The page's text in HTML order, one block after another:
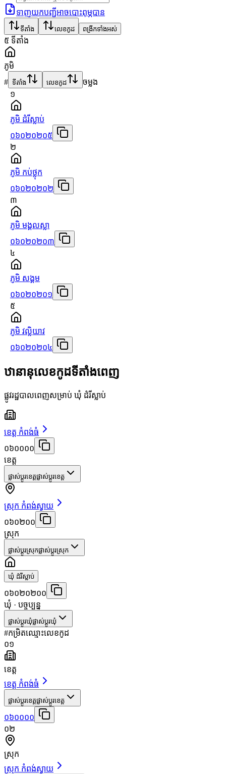
ទាញយកបញ្ជីអាចបោះពុម្ភបាន
ទីតាំង លេខកូដ ពង្រីកទាំងអស់
៥ ទីតាំង
ភូមិ
# ទីតាំង លេខកូដ
ចម្លង
១
ភូមិ ដំរីស្លាប់
០៦០២០២០៥
២
ភូមិ កប់ថ្លុក
០៦០២០២០២
៣
ភូមិ មង្គលស្លា
០៦០២០២០៣
៤
ភូមិ សង្គម
០៦០២០២០១
៥
ភូមិ វល្លិយាវ
០៦០២០២០៤
ឋានានុលេខកូដទីតាំងពេញ
ផ្លូវរដ្ឋបាលពេញសម្រាប់ ឃុំ ដំរីស្លាប់
ខេត្ត កំពង់ធំ
០៦០០០០
ខេត្ត
ផ្លាស់ប្តូរខេត្តផ្លាស់ប្តូរខេត្ត
ស្រុក កំពង់ស្វាយ
០៦០២០០
ស្រុក
ផ្លាស់ប្តូរស្រុកផ្លាស់ប្តូរស្រុក
ឃុំ ដំរីស្លាប់
០៦០២០២០០
ឃុំ · បច្ចុប្បន្ន
ផ្លាស់ប្តូរឃុំផ្លាស់ប្តូរឃុំ
#កម្រិតឈ្មោះលេខកូដ
០១
ខេត្ត
ខេត្ត កំពង់ធំ
ផ្លាស់ប្តូរខេត្តផ្លាស់ប្តូរខេត្ត
០៦០០០០
០២
ស្រុក
ស្រុក កំពង់ស្វាយ